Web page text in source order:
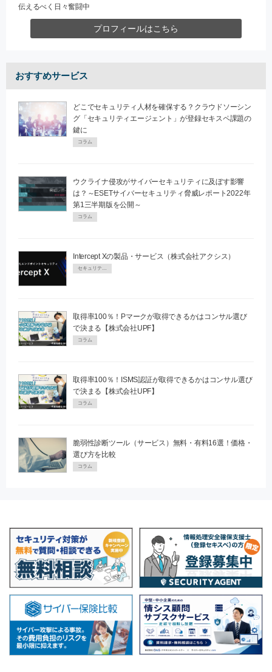
伝えるべく日々奮闘中
プロフィールはこちら
おすすめサービス
どこでセキュリティ人材を確保する？クラウドソーシン
グ「セキュリティエージェント」が登録セキスペ課題の
鍵に
コラム
ウクライナ侵攻がサイバーセキュリティに及ぼす影響
は？～ESETサイバーセキュリティ脅威レポート2022年
第1三半期版を公開～
コラム
Intercept Xの製品・サービス（株式会社アクシス）
セキュリティPR
取得率100％！Pマークが取得できるかはコンサル選び
で決まる【株式会社UPF】
コラム
取得率100％！ISMS認証が取得できるかはコンサル選び
で決まる【株式会社UPF】
コラム
脆弱性診断ツール（サービス）無料・有料16選！価格・
選び方を比較
コラム